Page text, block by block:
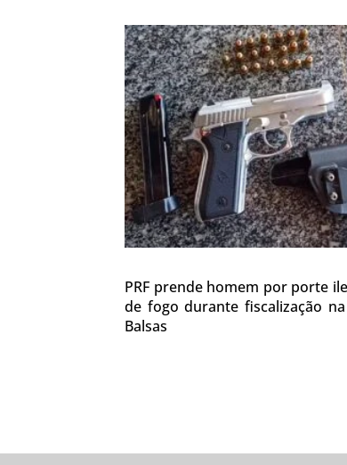
PRF prende homem por porte
de fogo durante fiscalização na
Balsas